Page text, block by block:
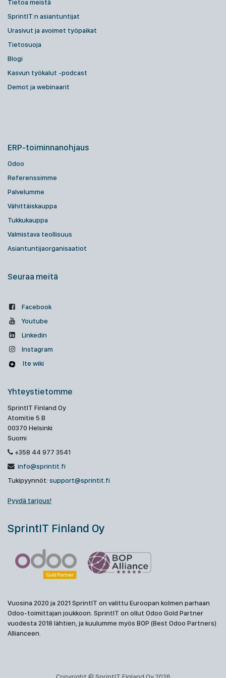
Tietoa meistä
SprintIT:n asiantuntijat
Urasivut ja avoimet työpaikat
Tietosuoja
Blogi
Kasvun työkalut -podcast
Demot ja webinaarit
ERP-toiminnanohjaus
Odoo
Referenssimme
Palvelumme
Vähittäiskauppa
Tukkukauppa
Valmistava teollisuus
Asiantuntijaorganisaatiot
Seuraa meitä
Facebook
Youtube
Linkedin
Instagram
Ite wiki
Yhteystietomme
SprintIT Finland Oy
Atomitie 5 B
00370 Helsinki
Suomi
+358 44 977 3541
info@sprintit.fi
Tukipyynnöt: support@sprintit.fi
Pyydä tarjous!
SprintIT Finland Oy
Vuosina 2020 ja 2021 SprintIT on valittu Euroopan kolmen parhaan
Odoo-toimittajan joukkoon. SprintIT on ollut Odoo Gold Partner
vuodesta 2018 lähtien, ja kuulumme myös BOP (Best Odoo Partners)
Allianceen.
Copyright © SprintIT Finland Oy 2026